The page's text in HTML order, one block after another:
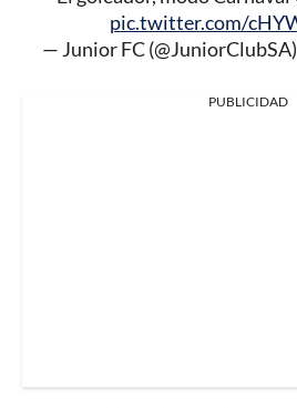
pic.twitter.com/
— Junior FC (@JuniorClubSA)
PUBLICIDAD